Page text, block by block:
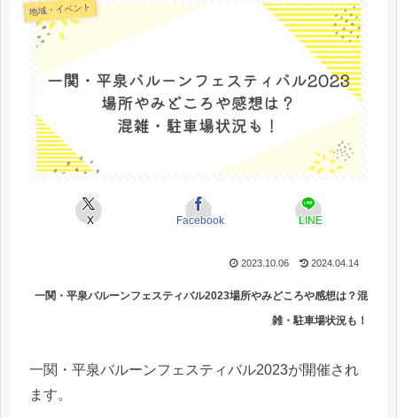
地域・イベント
X Facebook LINE
2023.10.06 2024.04.14
一関・平泉バルーンフェスティバル2023場所やみどころや感想は？混
雑・駐車場状況も！
一関・平泉バルーンフェスティバル2023が開催され
ます。